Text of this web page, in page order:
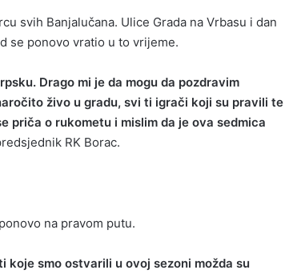
svih Banjalučana. Ulice Grada na Vrbasu i dan
se ponovo vratio u to vrijeme.
Drago mi je da mogu da pozdravim
živo u gradu, svi ti igrači koji su pravili te
priča o rukometu i mislim da je ova sedmica
RK Borac.
na pravom putu.
koje smo ostvarili u ovoj sezoni možda su